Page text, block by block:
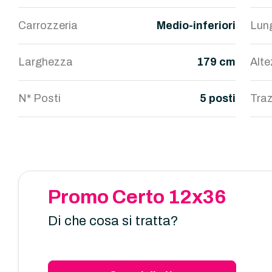
Carrozzeria Medio-inferiori
Larghezza 179 cm
N* Posti 5 posti
Promo Certo 12x36
Di che cosa si tratta?